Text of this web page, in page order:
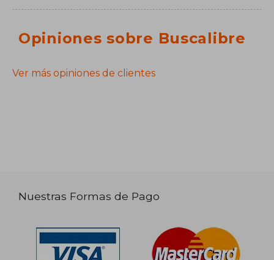
Opiniones sobre Buscalibre
Ver más opiniones de clientes
Nuestras Formas de Pago